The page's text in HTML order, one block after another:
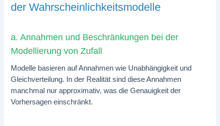
der Wahrscheinlichkeitsmodelle
a. Annahmen und Beschränkungen bei der
Modellierung von Zufall
Modelle basieren auf Annahmen wie Unabhängigkeit und
Gleichverteilung. In der Realität sind diese Annahmen
manchmal nur approximativ, was die Genauigkeit der
Vorhersagen einschränkt.